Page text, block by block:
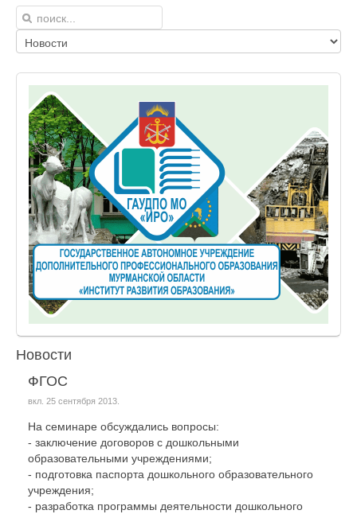
Новости
ФГОС
вкл. 25 сентября 2013
На семинаре обсуждались вопросы:
- заключение договоров с дошкольными
образовательными учреждениями;
- подготовка паспорта дошкольного образовательного
учреждения;
- разработка программы деятельности дошкольного